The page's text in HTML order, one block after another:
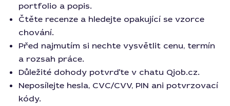
portfolio a popis.
Čtěte recenze a hledejte opakující se vzorce
chování.
Před najmutím si nechte vysvětlit cenu, termín
a rozsah práce.
Důležité dohody potvrďte v chatu Qjob.cz.
Neposílejte hesla, CVC/CVV, PIN ani potvrzovací
kódy.